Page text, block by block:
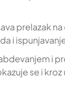
prelazak
i
se i